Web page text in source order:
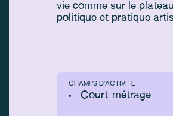
vie comme sur le
politique et pratique
CHAMPS D’ACTIVITÉ
Court-métrage